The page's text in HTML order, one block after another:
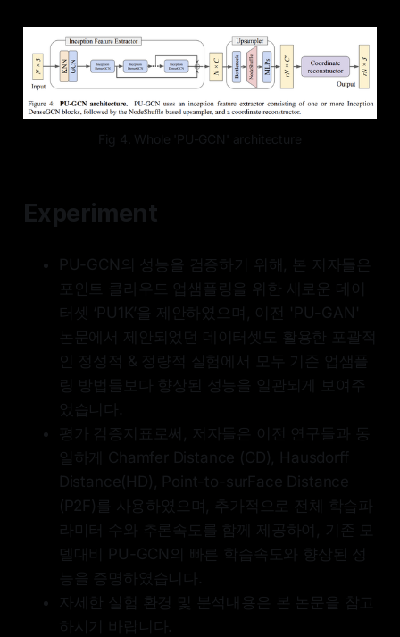
Fig 4. Whole 'PU-GCN' architecture
Experiment
PU-GCN의 성능을 검증하기 위해, 본 저자들은
포인트 클라우드 업샘플링을 위한 새로운 데이
터셋 ‘PU1K’을 제안하였으며, 이전 'PU-GAN'
논문에서 제안되었던 데이터셋도 활용한 포괄적
인 정성적 & 정량적 실험에서 모두 기존 업샘플
링 방법들보다 향상된 성능을 일관되게 보여주
었습니다.
평가 검증지표로써, 저자들은 이전 연구들과 동
일하게 Chamfer Distance (CD), Hausdorff
Distance(HD), Point-to-surFace Distance
(P2F)를 사용하였으며, 추가적으로 전체 학습파
라미터 수와 추론속도를 함께 제공하여, 기존 모
델대비 PU-GCN의 빠른 학습속도와 향상된 성
능을 증명하였습니다.
자세한 실험 환경 및 분석내용은 본 논문을 참고
하시기 바랍니다.